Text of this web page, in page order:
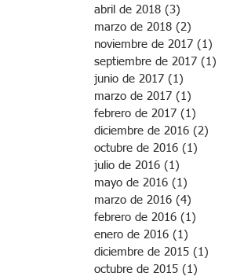
abril de 2018 (3)
marzo de 2018 (2)
noviembre de 2017 (1)
septiembre de 2017 (1)
junio de 2017 (1)
marzo de 2017 (1)
febrero de 2017 (1)
diciembre de 2016 (2)
octubre de 2016 (1)
julio de 2016 (1)
mayo de 2016 (1)
marzo de 2016 (4)
febrero de 2016 (1)
enero de 2016 (1)
diciembre de 2015 (1)
octubre de 2015 (1)